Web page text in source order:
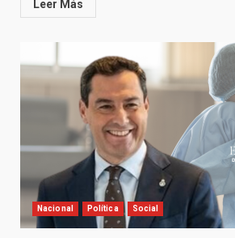
Leer Más
Nacional Política Social